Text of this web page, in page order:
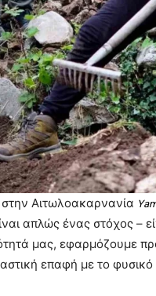
Αιτωλοακαρνανία
απλώς ένας στόχος –
μας, εφαρμόζουμε
επαφή με το